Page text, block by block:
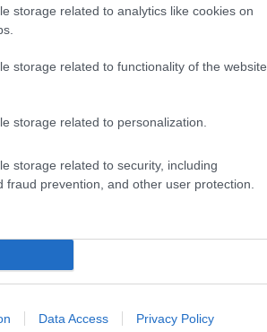
storage related to analytics like cookies on
storage related to functionality of the website
storage related to personalization.
storage related to security, including
prevention, and other user protection.
Data Access Privacy Policy
SALAOJAHUOLTO OY
laskutus ilmaiseksi